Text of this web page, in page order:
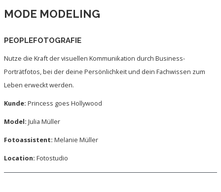
MODE MODELING
PEOPLEFOTOGRAFIE
Nutze die Kraft der visuellen Kommunikation durch Business-
Porträtfotos, bei der deine Persönlichkeit und dein Fachwissen zum
Leben erweckt werden.
Kunde: Princess goes Hollywood
Model: Julia Müller
Fotoassistent: Melanie Müller
Location: Fotostudio